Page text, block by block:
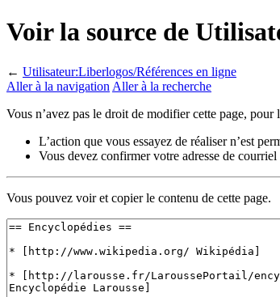
Voir la source de
← Utilisateur:Liberlogos/Références en ligne
Aller à la navigation Aller à la recherche
Vous n’avez pas le droit de modifier cette page, pour
L’action que vous essayez de réaliser n’est
Vous devez confirmer votre adresse de
Vous pouvez voir et copier le contenu de cette page.